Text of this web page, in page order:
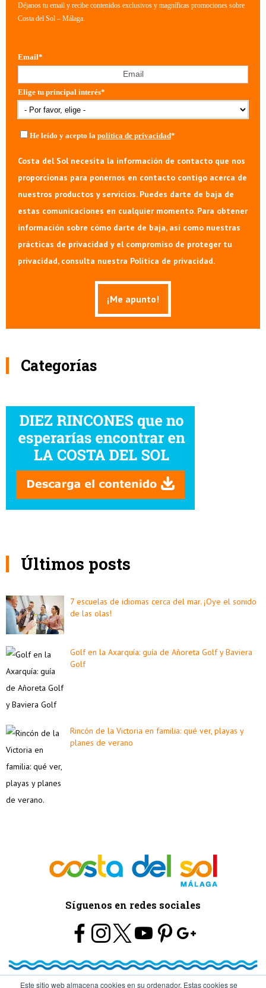
Este sitio web almacena cookies en su ordenador. Estas cookies se
Déjanos tu email y recibe contenidos exclusivos y magníficas promociones sobre
Costa del Sol – Málaga.
Email*
Elige tu principal interés*
He leído y acepto la política de privacidad*
Costa del Sol necesita la información de contacto que nos
proporcionas para ponernos en contacto contigo acerca de
nuestros productos y servicios. Puedes darte de baja de
estas comunicaciones en cualquier momento. Para obtener
información sobre cómo darte de baja, así como nuestras
prácticas de privacidad y el compromiso de proteger tu
privacidad, consulta nuestra Política de privacidad.
Categorías
Últimos posts
7 escuelas de idiomas cerca del mar. ¡Oye el sonido
de las olas!
Golf en la Axarquía: guía de Añoreta Golf y Baviera
Golf
Rincón de la Victoria en familia: qué ver, playas y
planes de verano
Síguenos en redes sociales